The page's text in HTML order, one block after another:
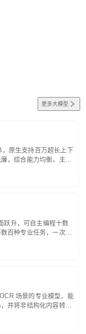
更多大模型
原生支持百万超长上下
，综合能力均衡，主打
作、基础 RAG、批量
跃升，可自主编程十数
百种专业任务，一次对
规划、执行与验证全流
长程任务中自主规划与
场景的专业模型，能
并将非结构化内容转换